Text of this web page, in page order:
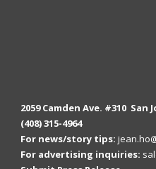
2059 Camden Ave. #310 San
(408) 315-4964
For news/story tips:
For advertising inquiries: